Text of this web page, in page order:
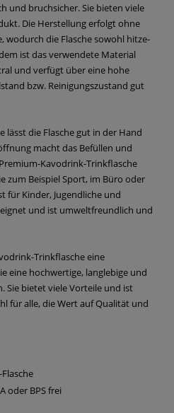
und bruchsicher. Sie bieten viele
Die Herstellung erfolgt ohne
wodurch die Flasche sowohl hitze-
ist das verwendete Material
und verfügt über eine hohe
bzw. Reinigungszustand gut
lässt die Flasche gut in der Hand
macht das Befüllen und
Kavodrink-Trinkflasche
zum Beispiel Sport, im Büro oder
für Kinder, Jugendliche und
und ist umweltfreundlich und
Trinkflasche eine
eine hochwertige, langlebige und
Sie bietet viele Vorteile und ist
für alle, die Wert auf Qualität und
oder BPS frei